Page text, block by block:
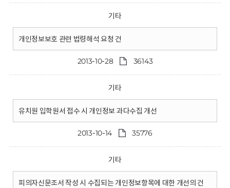
기타
개인정보보호 관련 법령해석 요청 건
2013-10-28 36143
기타
유치원 입학원서 접수 시 개인정보 과다수집 개선
2013-10-14 35776
기타
피의자신문조서 작성 시 수집되는 개인정보항목에 대한 개선의 건